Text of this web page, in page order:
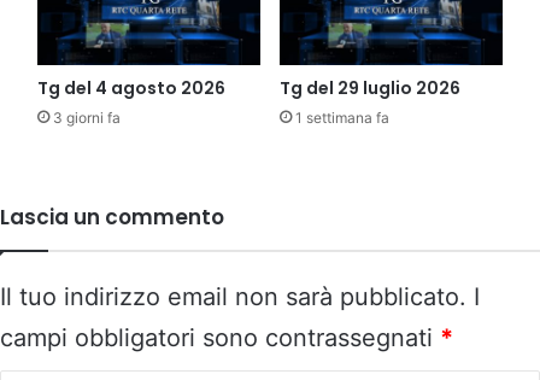
Tg del 4 agosto 2026
3 giorni fa
Tg del 29 luglio 2026
1 settimana fa
Lascia un commento
Il tuo indirizzo email non sarà pubblicato. I
campi obbligatori sono contrassegnati *